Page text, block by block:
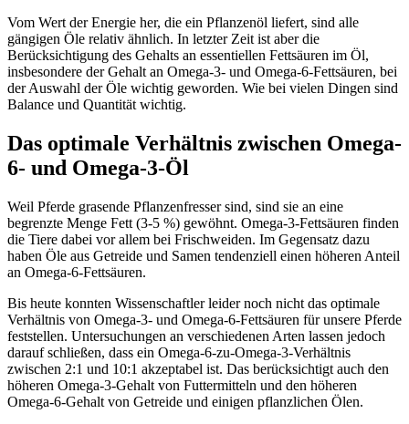
Vom Wert der Energie her, die ein Pflanzenöl liefert, sind alle
gängigen Öle relativ ähnlich. In letzter Zeit ist aber die
Berücksichtigung des Gehalts an essentiellen Fettsäuren im Öl,
insbesondere der Gehalt an Omega-3- und Omega-6-Fettsäuren, bei
der Auswahl der Öle wichtig geworden. Wie bei vielen Dingen sind
Balance und Quantität wichtig.
Das optimale Verhältnis zwischen Omega-
6- und Omega-3-Öl
Weil Pferde grasende Pflanzenfresser sind, sind sie an eine
begrenzte Menge Fett (3-5 %) gewöhnt. Omega-3-Fettsäuren finden
die Tiere dabei vor allem bei Frischweiden. Im Gegensatz dazu
haben Öle aus Getreide und Samen tendenziell einen höheren Anteil
an Omega-6-Fettsäuren.
Bis heute konnten Wissenschaftler leider noch nicht das optimale
Verhältnis von Omega-3- und Omega-6-Fettsäuren für unsere Pferde
feststellen. Untersuchungen an verschiedenen Arten lassen jedoch
darauf schließen, dass ein Omega-6-zu-Omega-3-Verhältnis
zwischen 2:1 und 10:1 akzeptabel ist. Das berücksichtigt auch den
höheren Omega-3-Gehalt von Futtermitteln und den höheren
Omega-6-Gehalt von Getreide und einigen pflanzlichen Ölen.